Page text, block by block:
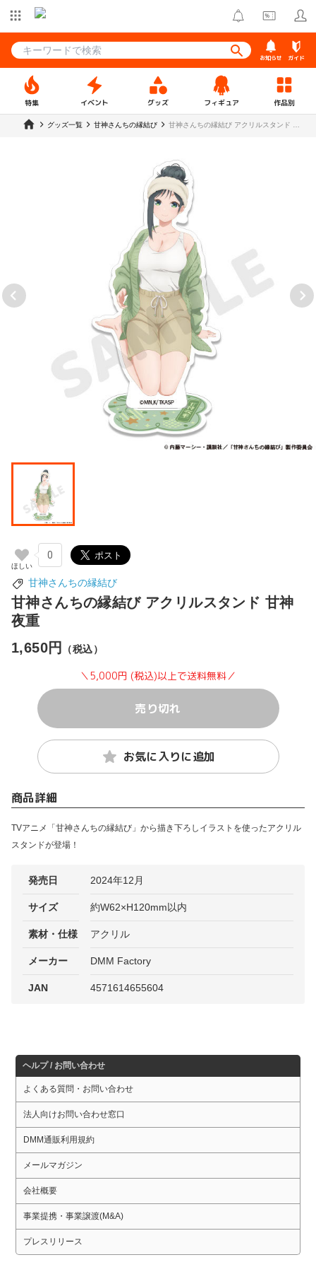
お知らせ ガイド
特集 イベント グッズ フィギュア 作品別
グッズ一覧 甘神さんちの縁結び
甘神さんちの縁結び アクリルスタンド 甘
0
甘神さんちの縁結び
甘神さんちの縁結び アクリルスタンド 甘神
夜重
1,650円
（税込）
＼5,000円 (税込)以上で送料無料／
売り切れ
お気に入りに追加
商品詳細
TVアニメ「甘神さんちの縁結び」から描き下ろしイラストを使ったアクリル
スタンドが登場！
発売日 2024年12月
サイズ 約W62×H120mm以内
素材・仕様 アクリル
メーカー DMM Factory
JAN 4571614655604
ヘルプ / お問い合わせ
よくある質問・お問い合わせ
法人向けお問い合わせ窓口
DMM通販利用規約
メールマガジン
会社概要
事業提携・事業譲渡(M&A)
プレスリリース